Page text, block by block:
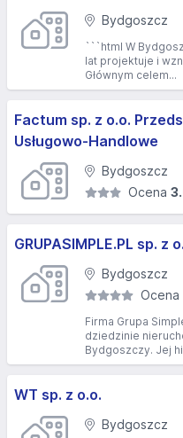
Bydgoszcz
```html W
lat projektuje i
Głównym celem...
Factum sp. z o.o.
Usługowo-Handlowe
Bydgoszcz
Ocena
GRUPASIMPLE.PL sp. z
Bydgoszcz
Ocena
Firma Grupa
dziedzinie
Bydgoszczy. Jej
WT sp. z o.o.
Bydgoszcz